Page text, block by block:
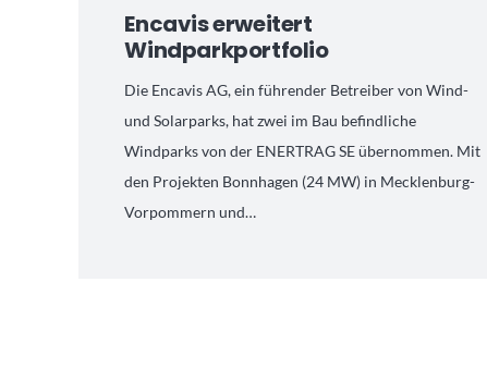
Encavis erweitert
Windparkportfolio
Die Encavis AG, ein führender Betreiber von Wind-
und Solarparks, hat zwei im Bau befindliche
Windparks von der ENERTRAG SE übernommen. Mit
den Projekten Bonnhagen (24 MW) in Mecklenburg-
Vorpommern und…